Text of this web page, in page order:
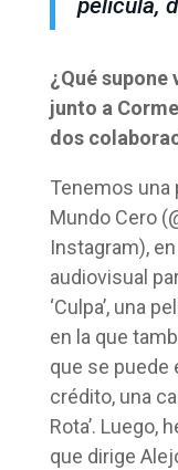
¿Qué supone
junto a
dos
Tenemos
Mundo Cero
Instagram),
audiovisual
‘Culpa’, una
en la que
que se puede
crédito, una
Rota’. Luego,
que dirige